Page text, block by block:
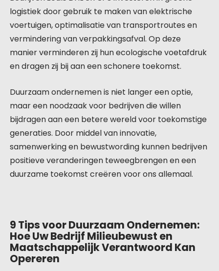
logistiek door gebruik te maken van elektrische
voertuigen, optimalisatie van transportroutes en
vermindering van verpakkingsafval. Op deze
manier verminderen zij hun ecologische voetafdruk
en dragen zij bij aan een schonere toekomst.
Duurzaam ondernemen is niet langer een optie,
maar een noodzaak voor bedrijven die willen
bijdragen aan een betere wereld voor toekomstige
generaties. Door middel van innovatie,
samenwerking en bewustwording kunnen bedrijven
positieve veranderingen teweegbrengen en een
duurzame toekomst creëren voor ons allemaal.
9 Tips voor Duurzaam Ondernemen:
Hoe Uw Bedrijf Milieubewust en
Maatschappelijk Verantwoord Kan
Opereren